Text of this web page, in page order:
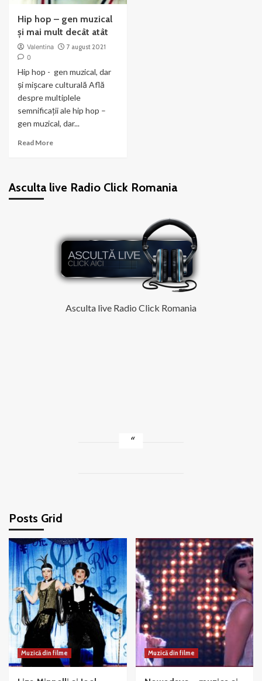
Hip hop – gen muzical
și mai mult decât atât
Valentina
7 august 2021
0
Hip hop - gen muzical, dar
și mișcare culturală Află
despre multiplele
semnificații ale hip hop –
gen muzical, dar...
Read MoreRead
hop
mai
decât
atât
Asculta live Radio Click Romania
Asculta live Radio Click Romania
Posts Grid
Muzică din filme Muzică din filme